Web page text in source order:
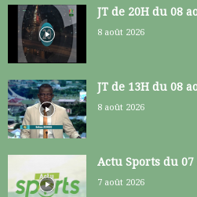
JT de 20H du 08
8 août 2026
JT de 13H du 08
8 août 2026
Actu Sports du 07
7 août 2026